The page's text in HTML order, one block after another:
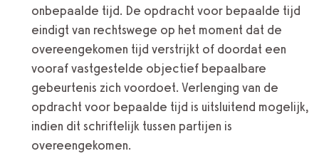
onbepaalde tijd. De opdracht voor bepaalde tijd
eindigt van rechtswege op het moment dat de
overeengekomen tijd verstrijkt of doordat een
vooraf vastgestelde objectief bepaalbare
gebeurtenis zich voordoet. Verlenging van de
opdracht voor bepaalde tijd is uitsluitend mogelijk,
indien dit schriftelijk tussen partijen is
overeengekomen.